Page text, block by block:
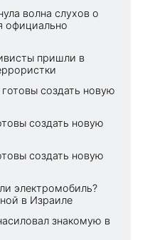
волна слухов о
официально
пришли в
создать новую
создать новую
создать новую
электромобиль?
в Израиле
знакомую в